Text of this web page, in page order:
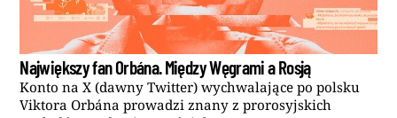
Największy fan Orbána. Między Węgrami a Rosją
Konto na X (dawny Twitter) wychwalające po polsku
Viktora Orbána prowadzi znany z prorosyjskich